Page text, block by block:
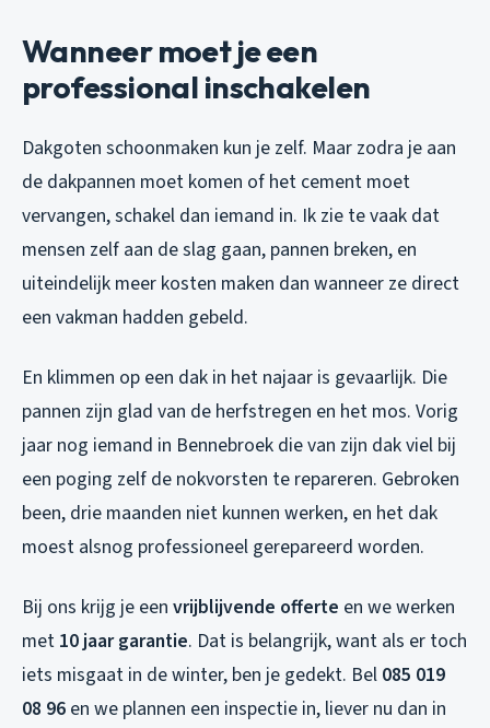
Wanneer moet je een
professional inschakelen
Dakgoten schoonmaken kun je zelf. Maar zodra je aan
de dakpannen moet komen of het cement moet
vervangen, schakel dan iemand in. Ik zie te vaak dat
mensen zelf aan de slag gaan, pannen breken, en
uiteindelijk meer kosten maken dan wanneer ze direct
een vakman hadden gebeld.
En klimmen op een dak in het najaar is gevaarlijk. Die
pannen zijn glad van de herfstregen en het mos. Vorig
jaar nog iemand in Bennebroek die van zijn dak viel bij
een poging zelf de nokvorsten te repareren. Gebroken
been, drie maanden niet kunnen werken, en het dak
moest alsnog professioneel gerepareerd worden.
Bij ons krijg je een vrijblijvende offerte en we werken
met 10 jaar garantie. Dat is belangrijk, want als er toch
iets misgaat in de winter, ben je gedekt. Bel 085 019
08 96 en we plannen een inspectie in, liever nu dan in